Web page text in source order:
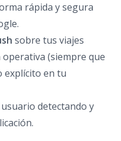
rápida y segura
sobre tus viajes
(siempre que
explícito en tu
detectando y